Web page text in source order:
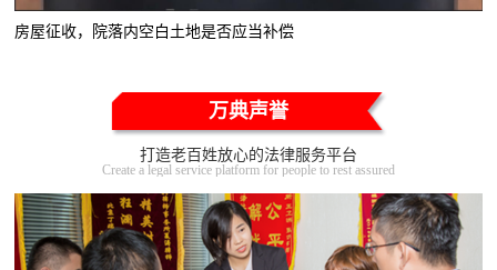
房屋征收，院落内空白土地是否应当补偿
万典声誉
打造老百姓放心的法律服务平台
Create a legal service platform for people to rest assured